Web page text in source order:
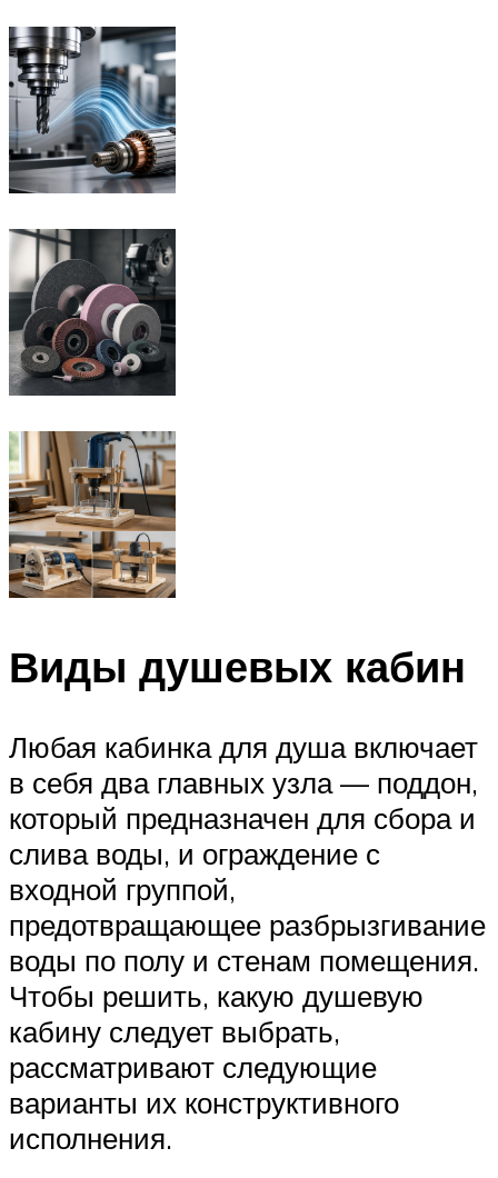
Виды душевых кабин
Любая кабинка для душа включает
в себя два главных узла — поддон,
который предназначен для сбора и
слива воды, и ограждение с
входной группой,
предотвращающее разбрызгивание
воды по полу и стенам помещения.
Чтобы решить, какую душевую
кабину следует выбрать,
рассматривают следующие
варианты их конструктивного
исполнения.